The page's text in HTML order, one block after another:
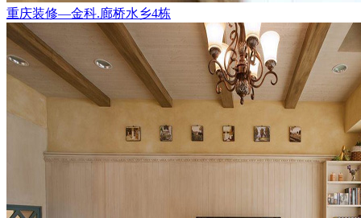
重庆装修—金科.廊桥水乡4栋